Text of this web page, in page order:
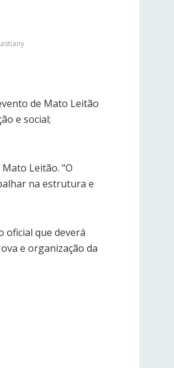
de Mato Leitão
e social;
Leitão. “O
na estrutura e
oficial que deverá
e organização da